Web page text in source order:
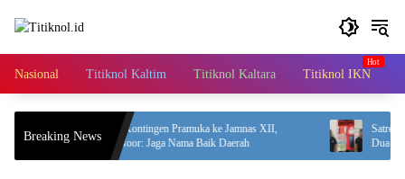
Nasional Titiknol Kaltim Titiknol Kaltara Titiknol IKN
Breaking News
Lepas 71 Kontingen Pramuka ke Jamnas XII,
Mudyat Noor: Jaga Nama Baik Daerah
Satresnarkoba
Dua Pengedar